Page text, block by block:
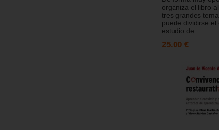
organiza el libro
tres grandes
puede dividirse el
estudio de...
25.00 €